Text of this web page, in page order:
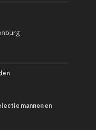
mannen en